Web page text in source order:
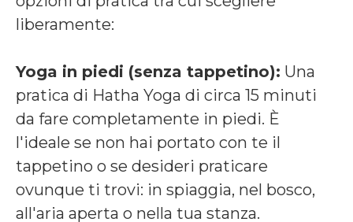
liberamente:
Yoga in piedi (senza tappetino): Una
pratica di Hatha Yoga di circa 15 minuti
da fare completamente in piedi. È
l'ideale se non hai portato con te il
tappetino o se desideri praticare
ovunque ti trovi: in spiaggia, nel bosco,
all'aria aperta o nella tua stanza.